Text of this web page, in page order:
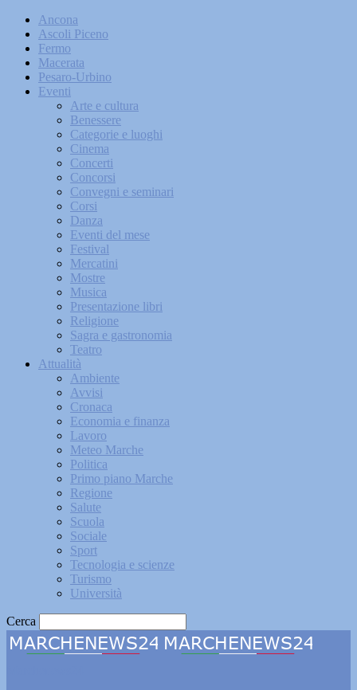
Ancona
Ascoli Piceno
Fermo
Macerata
Pesaro-Urbino
Eventi
Arte e cultura
Benessere
Categorie e luoghi
Cinema
Concerti
Concorsi
Convegni e seminari
Corsi
Danza
Eventi del mese
Festival
Mercatini
Mostre
Musica
Presentazione libri
Religione
Sagra e gastronomia
Teatro
Attualità
Ambiente
Avvisi
Cronaca
Economia e finanza
Lavoro
Meteo Marche
Politica
Primo piano Marche
Regione
Salute
Scuola
Sociale
Sport
Tecnologia e scienze
Turismo
Università
Cerca